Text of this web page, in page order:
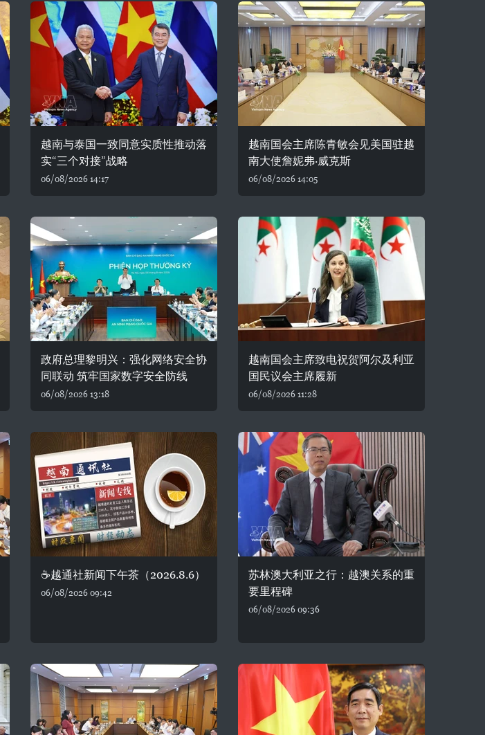
越南与泰国一致同意实质性推动落
实“三个对接”战略
06/08/2026 14:17
越南国会主席陈青敏会见美国驻越
南大使詹妮弗·威克斯
06/08/2026 14:05
政府总理黎明兴：强化网络安全协
同联动 筑牢国家数字安全防线
06/08/2026 13:18
越南国会主席致电祝贺阿尔及利亚
国民议会主席履新
06/08/2026 11:28
☕️越通社新闻下午茶（2026.8.6）
06/08/2026 09:42
苏林澳大利亚之行：越澳关系的重
要里程碑
06/08/2026 09:36